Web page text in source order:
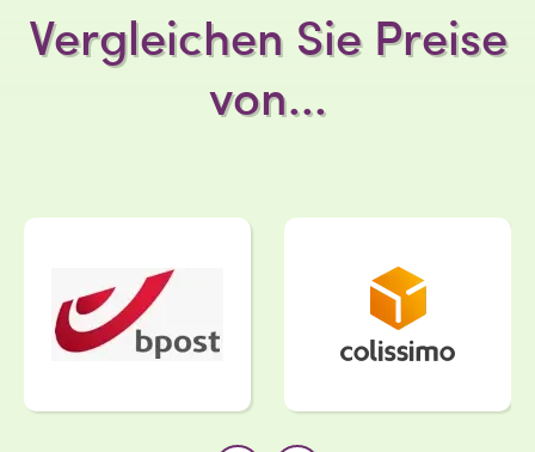
Vergleichen Sie Preise
von...